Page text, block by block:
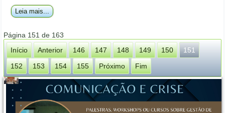
Leia mais...
Página 151 de 163
Início
Anterior 146 147 148 149 150
151
152
153 154 155 Próximo Fim